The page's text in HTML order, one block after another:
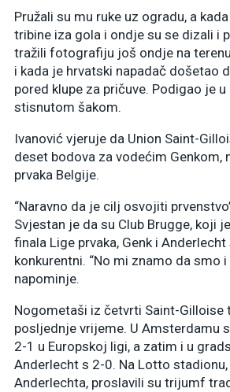
Pružali su mu ruke uz ogradu, a
tribine iza gola i ondje su se dizali i
tražili fotografiju još ondje na
i kada je hrvatski napadač došetao
pored klupe za pričuve. Podigao je u
stisnutom šakom.
Ivanović vjeruje da Union Saint-
deset bodova za vodećim Genkom,
prvaka Belgije.
“Naravno da je cilj osvojiti
Svjestan je da su Club Brugge, koji
finala Lige prvaka, Genk i Anderlecht
konkurentni. “No mi znamo da smo
napominje.
Nogometaši iz četvrti Saint-Gilloise
posljednje vrijeme. U Amsterdamu
2-1 u Europskoj ligi, a zatim i u
Anderlecht s 2-0. Na Lotto
Anderlechta, proslavili su trijumf